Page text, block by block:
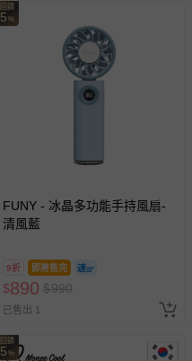
回饋
5 %
FUNY - 冰晶多功能手持風扇-
清風藍
9折 即將售完
$890 $990
已售出 1
回饋
5 %